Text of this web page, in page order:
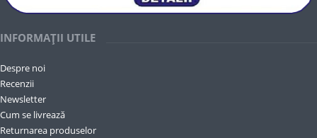
INFORMAȚII UTILE
Despre noi
Recenzii
Newsletter
Cum se livrează
Returnarea produselor